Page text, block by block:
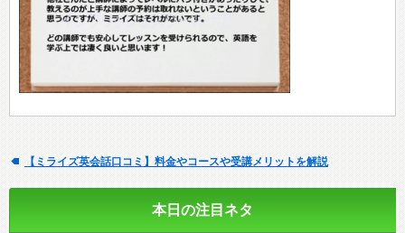
【ミライズ英会話口コミ】料金やコースや受講メリットを解説
本日の注目ネタ